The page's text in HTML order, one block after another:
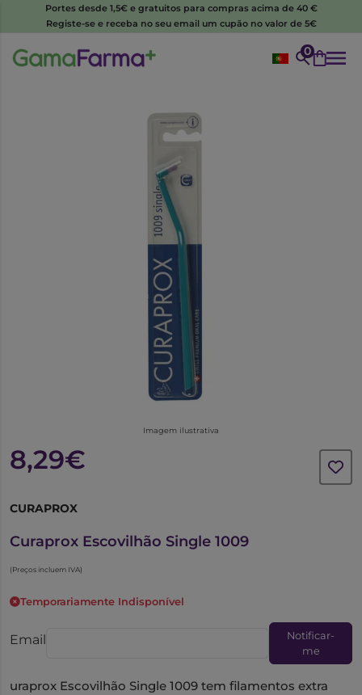
Portes desde 1,5€ e gratuitos para compras acima de 40 €
Registe-se e receba no seu email um cupão no valor de 5€
0
Imagem ilustrativa
8,29€
CURAPROX
Curaprox Escovilhão Single 1009
(Preços incluem IVA)
Temporariamente Indisponível
Email
Notificar-
me
uraprox Escovilhão Single 1009 tem filamentos extra